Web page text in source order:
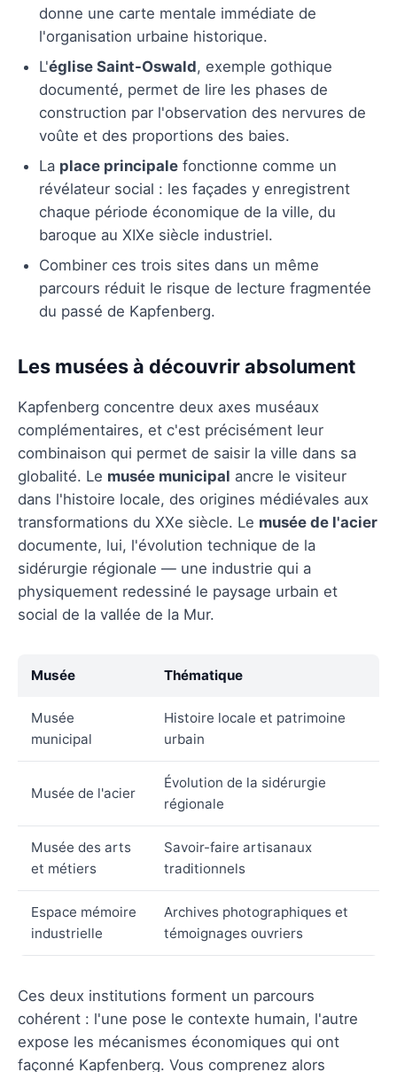
donne une carte mentale immédiate de
l'organisation urbaine historique.
L'église Saint-Oswald, exemple gothique
documenté, permet de lire les phases de
construction par l'observation des nervures de
voûte et des proportions des baies.
La place principale fonctionne comme un
révélateur social : les façades y enregistrent
chaque période économique de la ville, du
baroque au XIXe siècle industriel.
Combiner ces trois sites dans un même
parcours réduit le risque de lecture fragmentée
du passé de Kapfenberg.
Les musées à découvrir absolument
Kapfenberg concentre deux axes muséaux
complémentaires, et c'est précisément leur
combinaison qui permet de saisir la ville dans sa
globalité. Le musée municipal ancre le visiteur
dans l'histoire locale, des origines médiévales aux
transformations du XXe siècle. Le musée de l'acier
documente, lui, l'évolution technique de la
sidérurgie régionale — une industrie qui a
physiquement redessiné le paysage urbain et
social de la vallée de la Mur.
Musée Thématique
Musée
municipal
Histoire locale et patrimoine
urbain
Musée de l'acier
Évolution de la sidérurgie
régionale
Musée des arts
et métiers
Savoir-faire artisanaux
traditionnels
Espace mémoire
industrielle
Archives photographiques et
témoignages ouvriers
Ces deux institutions forment un parcours
cohérent : l'une pose le contexte humain, l'autre
expose les mécanismes économiques qui ont
façonné Kapfenberg. Vous comprenez alors